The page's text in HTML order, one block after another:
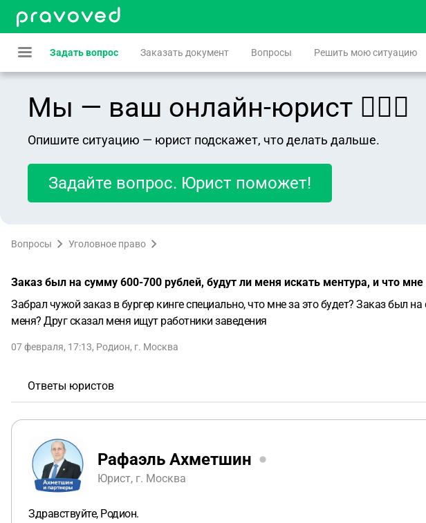
Задать вопрос Заказать документ Вопросы Решить мою ситуацию
Мы — ваш онлайн-юрист 👨🏻‍⚖️
Опишите ситуацию — юрист подскажет, что делать дальше.
Задайте вопрос. Юрист поможет!
Вопросы Уголовное право
Заказ был на сумму 600-700 рублей, будут ли меня искать ментура, и что мне
Забрал чужой заказ в бургер кинге специально, что мне за это будет? Заказ был
меня? Друг сказал меня ищут работники заведения
07 февраля, 17:13, Родион, г. Москва
Ответы юристов
Рафаэль Ахметшин
Юрист, г. Москва
Здравствуйте, Родион.